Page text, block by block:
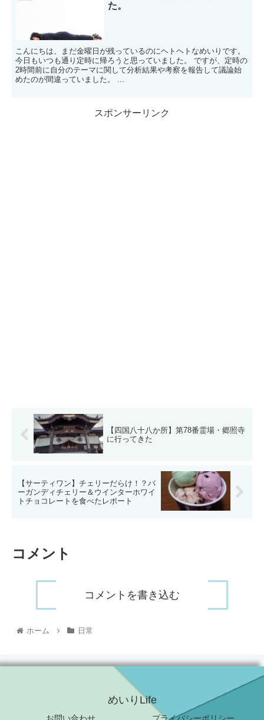
た。
こんにちは、まだ金曜日が残っているのにヘトヘトなめいりです。
今日もいつも通り定時に帰ろうと思っていました。 ですが、定時の
2時間前に自分のテーマに関して分析結果や考察を報告して議論始
めたのが間違っていました。 ...
スポンサーリンク
【四国八十八か所】第78番霊場・郷照寺
に行ってきた
【サーティワン】チェリーだらけ！？バ
ーガンディチェリー＆ウインターホワイ
トチョコレートを食べたレポート
コメント
コメントを書き込む
ホーム 日常
めいりLife